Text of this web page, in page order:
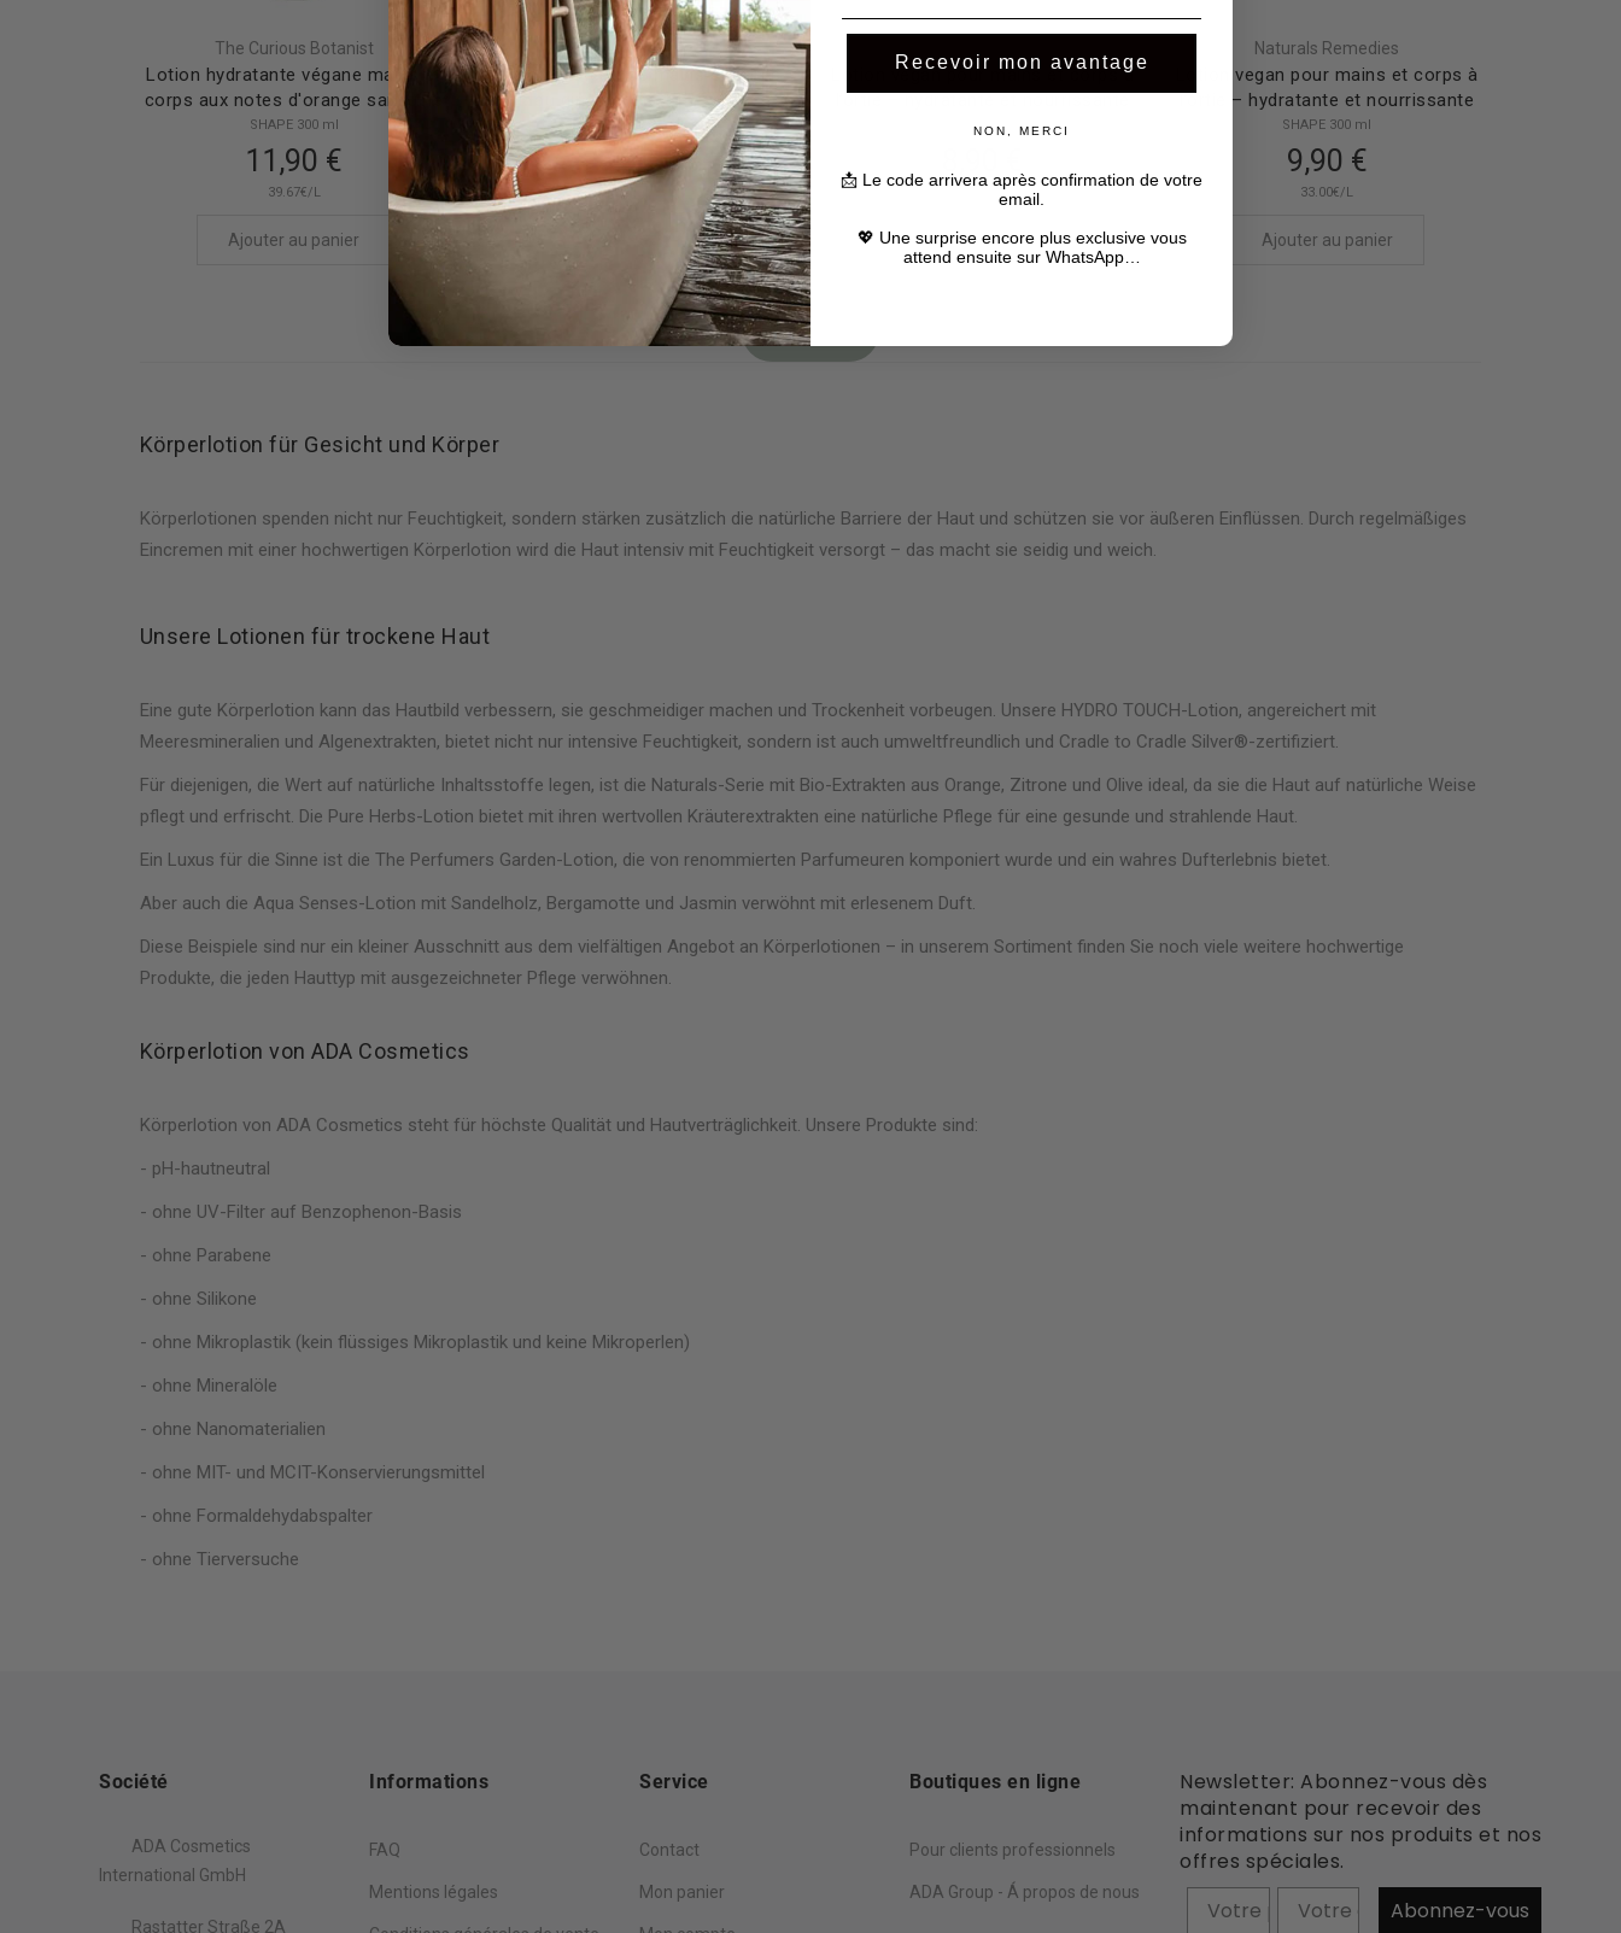
The Curious Botanist
Lotion hydratante végane mains et
corps aux notes d'orange sanguine
SHAPE 300 ml
11,90 €
39.67€/L
Ajouter au panier
The Perfumer's Garden
Lotion protectrice mains et corps
au gingembre et thé vert
SmartCare 300 ml
8,90 €
29.67€/L
Ajouter au panier
Lotion vegan pour mains et corps à
SmartCare 300 ml
29.67€/L
Ajouter au panier
Naturals Remedies
Lotion vegan pour mains et corps à
l’ortie – hydratante et nourrissante
SHAPE 300 ml
9,90 €
33.00€/L
Ajouter au panier
Körperlotion für Gesicht und Körper
Körperlotionen spenden nicht nur Feuchtigkeit, sondern stärken zusätzlich die natürliche Barriere der Haut und schützen sie vor äußeren Einflüssen. Durch regelmäßiges
Eincremen mit einer hochwertigen Körperlotion wird die Haut intensiv mit Feuchtigkeit versorgt – das macht sie seidig und weich.
Unsere Lotionen für trockene Haut
Eine gute Körperlotion kann das Hautbild verbessern, sie geschmeidiger machen und Trockenheit vorbeugen. Unsere HYDRO TOUCH-Lotion, angereichert mit
Meeresmineralien und Algenextrakten, bietet nicht nur intensive Feuchtigkeit, sondern ist auch umweltfreundlich und Cradle to Cradle Silver®-zertifiziert.
Für diejenigen, die Wert auf natürliche Inhaltsstoffe legen, ist die Naturals-Serie mit Bio-Extrakten aus Orange, Zitrone und Olive ideal, da sie die Haut auf natürliche Weise
pflegt und erfrischt. Die Pure Herbs-Lotion bietet mit ihren wertvollen Kräuterextrakten eine natürliche Pflege für eine gesunde und strahlende Haut.
Ein Luxus für die Sinne ist die The Perfumers Garden-Lotion, die von renommierten Parfumeuren komponiert wurde und ein wahres Dufterlebnis bietet.
Aber auch die Aqua Senses-Lotion mit Sandelholz, Bergamotte und Jasmin verwöhnt mit erlesenem Duft.
Diese Beispiele sind nur ein kleiner Ausschnitt aus dem vielfältigen Angebot an Körperlotionen – in unserem Sortiment finden Sie noch viele weitere hochwertige
Produkte, die jeden Hauttyp mit ausgezeichneter Pflege verwöhnen.
Körperlotion von ADA Cosmetics
Körperlotion von ADA Cosmetics steht für höchste Qualität und Hautverträglichkeit. Unsere Produkte sind:
- pH-hautneutral
- ohne UV-Filter auf Benzophenon-Basis
- ohne Parabene
- ohne Silikone
- ohne Mikroplastik (kein flüssiges Mikroplastik und keine Mikroperlen)
- ohne Mineralöle
- ohne Nanomaterialien
- ohne MIT- und MCIT-Konservierungsmittel
- ohne Formaldehydabspalter
- ohne Tierversuche
Société
ADA Cosmetics
International GmbH
Rastatter Straße 2A
Informations
FAQ
Mentions légales
Service
Contact
Mon panier
Boutiques en ligne
Pour clients professionnels
ADA Group - Á propos de nous
Newsletter: Abonnez-vous dès
maintenant pour recevoir des
informations sur nos produits et nos
offres spéciales.
Prénom
Abonnez-vous
Recevoir mon avantage
NON, MERCI
📩 Le code arrivera après confirmation de votre
email.
💖 Une surprise encore plus exclusive vous
attend ensuite sur WhatsApp…